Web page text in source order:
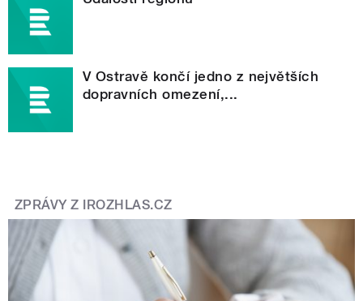
V Ostravě končí jedno z největších
dopravních omezení,...
ZPRÁVY Z IROZHLAS.CZ